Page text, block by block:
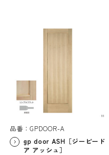
品番：GPDOOR-A
gp door ASH［ジーピード
ア アッシュ］